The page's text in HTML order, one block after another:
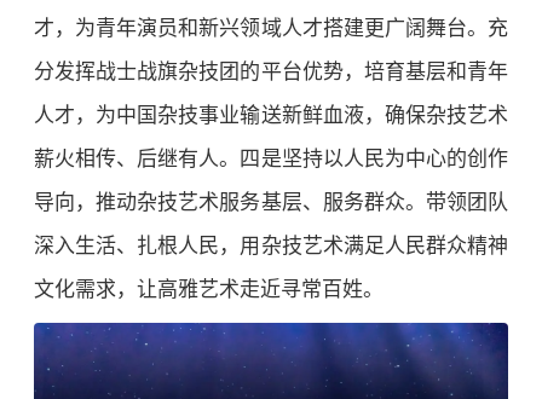
才，为青年演员和新兴领域人才搭建更广阔舞台。充
分发挥战士战旗杂技团的平台优势，培育基层和青年
人才，为中国杂技事业输送新鲜血液，确保杂技艺术
薪火相传、后继有人。四是坚持以人民为中心的创作
导向，推动杂技艺术服务基层、服务群众。带领团队
深入生活、扎根人民，用杂技艺术满足人民群众精神
文化需求，让高雅艺术走近寻常百姓。